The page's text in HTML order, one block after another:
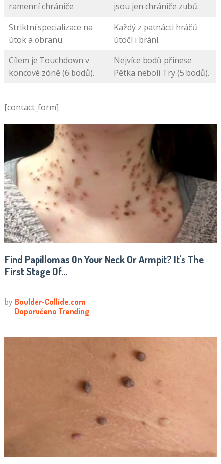
ramenní chrániče.
jsou jen chrániče zubů.
Striktní specializace na
útok a obranu.
Každý z patnácti hráčů
útočí i brání.
Cílem je Touchdown v
koncové zóně (6 bodů).
Nejvíce bodů přinese
Pětka neboli Try (5 bodů).
[contact_form]
Find Papillomas On Your Neck Or Armpit? It's The
First Stage Of...